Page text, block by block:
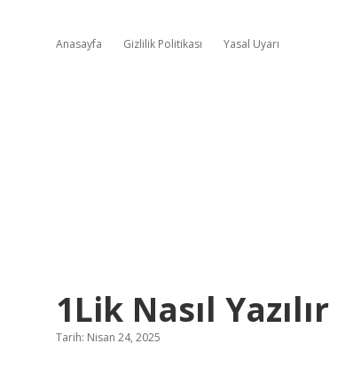
Anasayfa Gizlilik Politikası Yasal Uyarı
1Lik Nasıl Yazılır
Tarih: Nisan 24, 2025